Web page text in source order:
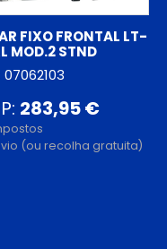
FIXO FRONTAL LT-
MOD.2 STND
07062103
283,95 €
(ou recolha gratuita)